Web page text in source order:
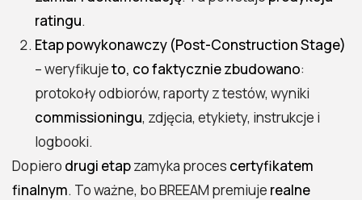
ratingu.
Etap powykonawczy (Post-Construction Stage)
– weryfikujeto, co faktycznie zbudowano:
protokoły odbiorów, raporty z testów, wyniki
commissioningu, zdjęcia, etykiety, instrukcje i
logbooki.
Dopiero drugi etapzamyka proces certyfikatem
finalnym. To ważne, bo BREEAM premiuje realne